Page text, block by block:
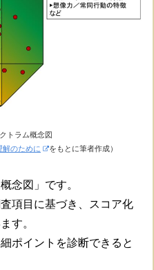
トラム概念図
解のために をもとに筆者作成）
念図」です。
項目に基づき、スコア化
す。
ポイントを診断できると